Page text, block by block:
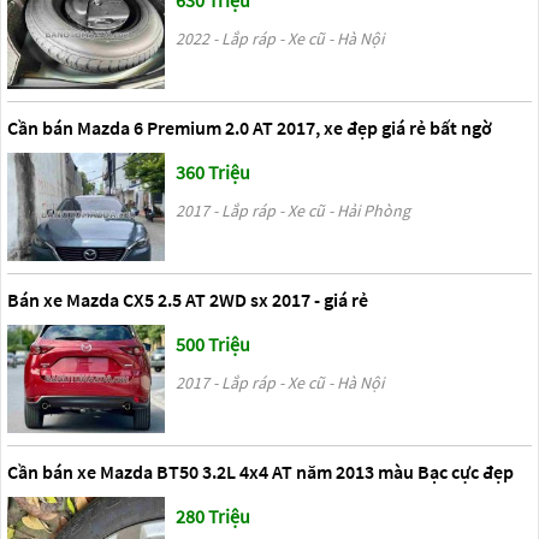
2022 - Lắp ráp - Xe cũ - Hà Nội
Cần bán Mazda 6 Premium 2.0 AT 2017, xe đẹp giá rẻ bất ngờ
360 Triệu
2017 - Lắp ráp - Xe cũ - Hải Phòng
Bán xe Mazda CX5 2.5 AT 2WD sx 2017 - giá rẻ
500 Triệu
2017 - Lắp ráp - Xe cũ - Hà Nội
Cần bán xe Mazda BT50 3.2L 4x4 AT năm 2013 màu Bạc cực đẹp
280 Triệu